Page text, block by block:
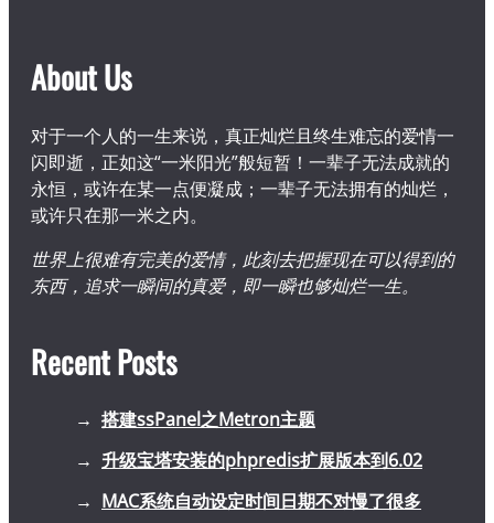
About Us
对于一个人的一生来说，真正灿烂且终生难忘的爱情一
闪即逝，正如这“一米阳光”般短暂！一辈子无法成就的
永恒，或许在某一点便凝成；一辈子无法拥有的灿烂，
或许只在那一米之内。
世界上很难有完美的爱情，此刻去把握现在可以得到的
东西，追求一瞬间的真爱，即一瞬也够灿烂一生。
Recent Posts
搭建ssPanel之Metron主题
升级宝塔安装的phpredis扩展版本到6.02
MAC系统自动设定时间日期不对慢了很多